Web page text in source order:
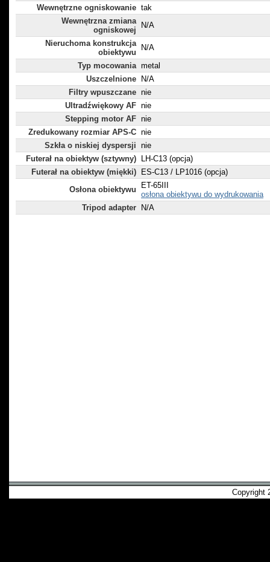
Wewnętrzne ogniskowanie tak
Wewnętrzna zmiana
ogniskowej
N/A
Nieruchoma konstrukcja
obiektywu
N/A
Typ mocowania metal
Uszczelnione
N/A
Filtry wpuszczane nie
Ultradźwiękowy AF nie
Stepping motor AF nie
Zredukowany rozmiar APS-C nie
Szkła o niskiej dyspersji nie
Futerał na obiektyw (sztywny)
LH-C13 (opcja)
Futerał na obiektyw (miękki)
ES-C13 / LP1016 (opcja)
Osłona obiektywu
ET-65III
osłona obiektywu do wydrukowania
Tripod adapter
N/A
Copyright